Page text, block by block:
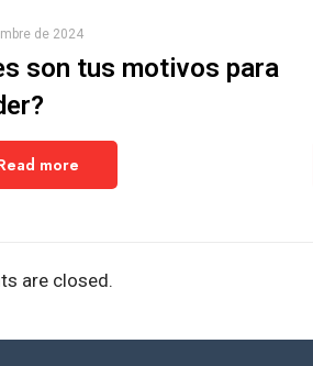
de 2024
son tus motivos para
more
are closed.